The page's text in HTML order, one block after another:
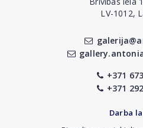
LV-1012,
+371
+371
Darba